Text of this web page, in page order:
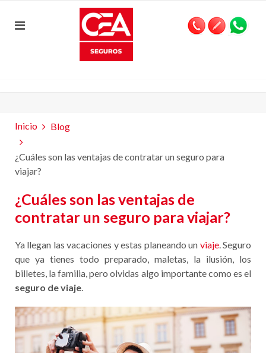
Inicio Blog
¿Cuáles son las ventajas de contratar un seguro para
viajar?
¿Cuáles son las ventajas de
contratar un seguro para viajar?
Ya llegan las vacaciones y estas planeando un viaje. Seguro
que ya tienes todo preparado, maletas, la ilusión, los
billetes, la familia, pero olvidas algo importante como es el
seguro de viaje.